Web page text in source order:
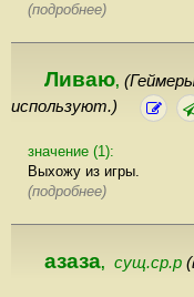
(подробнее)
Ливаю,
используют.)
значение (1):
Выхожу из игры.
(подробнее)
азаза, сущ.ср.р